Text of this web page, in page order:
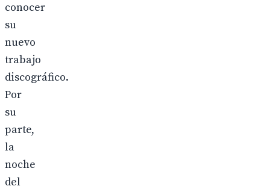
conocer
su
nuevo
trabajo
discográfico.
Por
su
parte,
la
noche
del